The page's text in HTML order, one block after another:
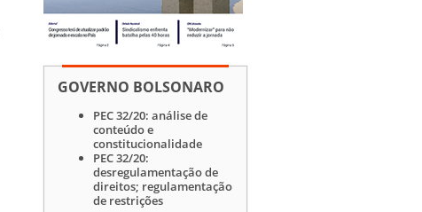
GOVERNO BOLSONARO
PEC 32/20: análise de
conteúdo e
constitucionalidade
PEC 32/20:
desregulamentação de
direitos; regulamentação
de restrições